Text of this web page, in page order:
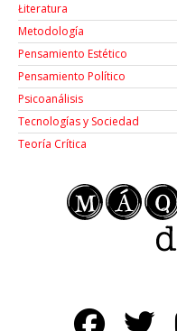
Łiteratura
Metodología
Pensamiento Estético
Pensamiento Político
Psicoanálisis
Tecnologías y Sociedad
Teoría Crítica